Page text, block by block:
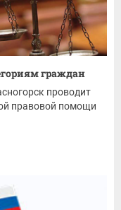
граждан
проводит
правовой помощи